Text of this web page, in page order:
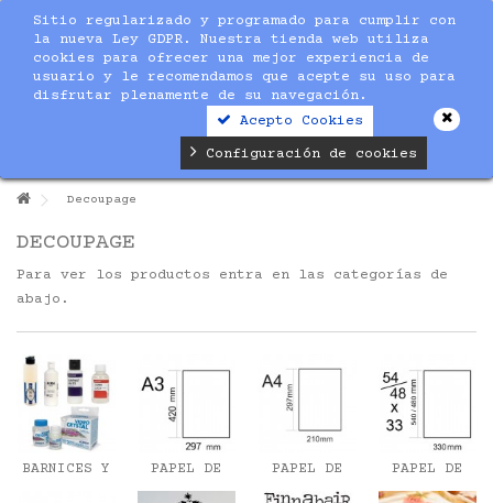
Sitio regularizado y programado para cumplir con
la nueva Ley GDPR. Nuestra tienda web utiliza
cookies para ofrecer una mejor experiencia de
usuario y le recomendamos que acepte su uso para
disfrutar plenamente de su navegación.
Acepto Cookies
Configuración de cookies
Decoupage
DECOUPAGE
Para ver los productos entra en las categorías de
abajo.
BARNICES Y
PAPEL DE
ARROZ A3
PAPEL DE
ARROZ A4
PAPEL DE
ARROZ